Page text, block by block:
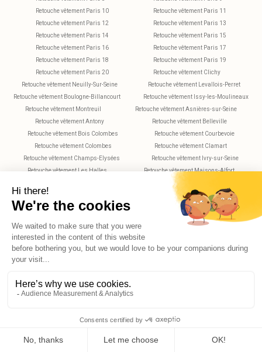
Retouche vêtement Paris 10
Retouche vêtement Paris 11
Retouche vêtement Paris 12
Retouche vêtement Paris 13
Retouche vêtement Paris 14
Retouche vêtement Paris 15
Retouche vêtement Paris 16
Retouche vêtement Paris 17
Retouche vêtement Paris 18
Retouche vêtement Paris 19
Retouche vêtement Paris 20
Retouche vêtement Clichy
Retouche vêtement Neuilly-Sur-Seine
Retouche vêtement Levallois-Perret
Retouche vêtement Boulogne-Billancourt
Retouche vêtement Issy-les-Moulineaux
Retouche vêtement Montreuil
Retouche vêtement Asnières-sur-Seine
Retouche vêtement Antony
Retouche vêtement Belleville
Retouche vêtement Bois Colombes
Retouche vêtement Courbevoie
Retouche vêtement Colombes
Retouche vêtement Clamart
Retouche vêtement Champs-Elysées
Retouche vêtement Ivry-sur-Seine
Retouche vêtement Les Halles
Retouche vêtement Maisons-Alfort
Retouche vêtement Nanterre
Retouche vêtement Plaisance
Retouche vêtement Saint-Maur-des-Fossés
Retouche vêtement Rueil-Malmaison
Retouche vêtement Rochechouart
Retouche vêtement Villejuif
Retouche vêtement Versailles
© 2026 Reekom. All Rights Reserved.
Hello, do you have any questions?